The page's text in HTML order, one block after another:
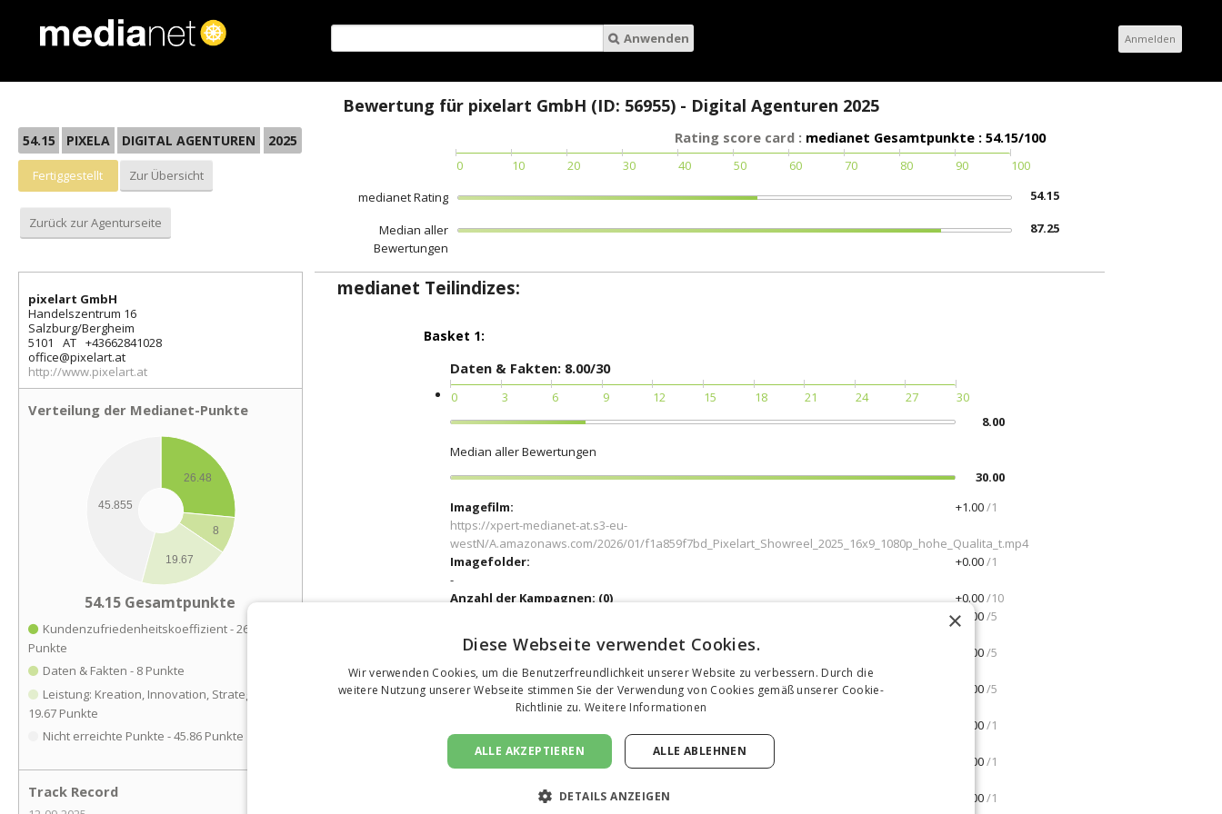
Anwenden
Anmelden
Bewertung für pixelart GmbH (ID: 56955) - Digital Agenturen 2025
54.15 PIXELA DIGITAL AGENTUREN 2025
fertiggestellt Zur Übersicht
Zurück zur Agenturseite
Rating score card : medianet Gesamtpunkte : 54.15/100
0 10 20 30 40 50 60 70 80 90
100
medianet Rating
54.15
Median aller
Bewertungen
87.25
pixelart GmbH
Handelszentrum 16
Salzburg/Bergheim
5101
AT +43662841028
office@pixelart.at
http://www.pixelart.at
Verteilung der Medianet-Punkte
26.48
8
45.855
19.67
54.15 Gesamtpunkte
Kundenzufriedenheitskoeffizient - 26.48
Punkte
Daten & Fakten - 8 Punkte
Leistung: Kreation, Innovation, Strategie -
19.67 Punkte
Nicht erreichte Punkte - 45.86 Punkte
Track Record
medianet Teilindizes:
Basket 1:
Daten & Fakten: 8.00/30
0 3 6 9 12 15 18 21 24 27
30
8.00
Median aller Bewertungen
30.00
Imagefilm:
https://xpert-medianet-at.s3-eu-
westN/A.amazonaws.com/2026/01/f1a859f7bd_Pixelart_Showreel_2025_16x9_1080p_hohe_Qualita_t.mp4
+1.00/1
Imagefolder:
-
+0.00/1
Anzahl der Kampagnen: 0 +0.00/10
2004
+5.00/5
Umsatz und Mitarbeiterzahl:
-
+0.00/5
Bilanzumsatz ist bestätigt:
+0.00/5
+1.00/1
+0.00/1
+1.00/1
×
Diese Webseite verwendet Cookies.
Wir verwenden Cookies, um die Benutzerfreundlichkeit unserer Website zu verbessern. Durch die
weitere Nutzung unserer Webseite stimmen Sie der Verwendung von Cookies gemäß unserer Cookie-
Richtlinie zu.Weitere Informationen
ALLE AKZEPTIEREN ALLE ABLEHNEN
DETAILS ANZEIGEN